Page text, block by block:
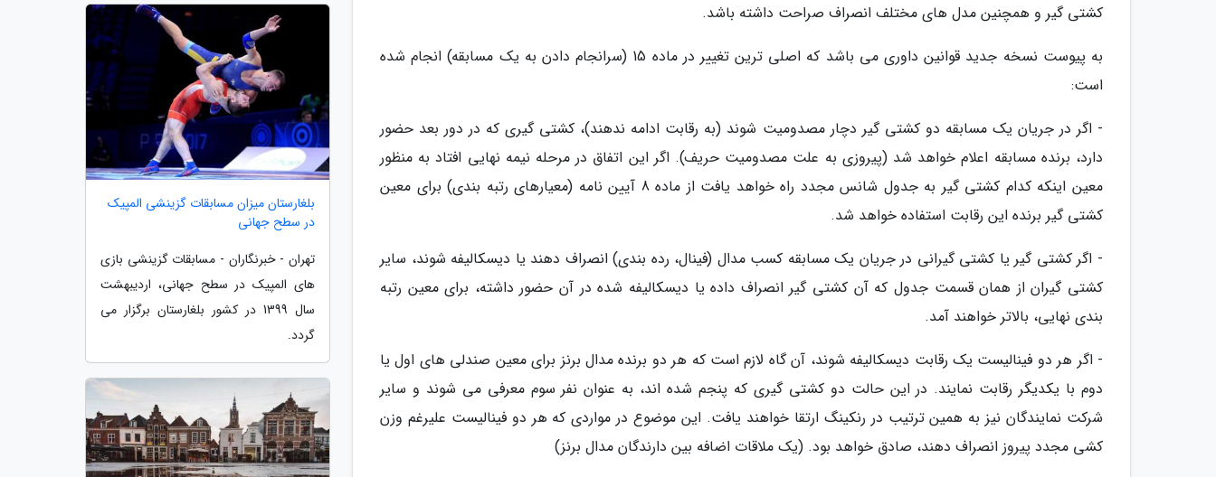
کشتی گیر و همچنین مدل های مختلف انصراف صراحت داشته باشد.
به پیوست نسخه جدید قوانین داوری می باشد که اصلی ترین تغییر در ماده 15 (سرانجام دادن به یک مسابقه) انجام شده
است:
- اگر در جریان یک مسابقه دو کشتی گیر دچار مصدومیت شوند (به رقابت ادامه ندهند)، کشتی گیری که در دور بعد حضور
دارد، برنده مسابقه اعلام خواهد شد (پیروزی به علت مصدومیت حریف). اگر این اتفاق در مرحله نیمه نهایی افتاد به منظور
معین اینکه کدام کشتی گیر به جدول شانس مجدد راه خواهد یافت از ماده 8 آیین نامه (معیارهای رتبه بندی) برای معین
کشتی گیر برنده این رقابت استفاده خواهد شد.
- اگر کشتی گیر یا کشتی گیرانی در جریان یک مسابقه کسب مدال (فینال، رده بندی) انصراف دهند یا دیسکالیفه شوند، سایر
کشتی گیران از همان قسمت جدول که آن کشتی گیر انصراف داده یا دیسکالیفه شده در آن حضور داشته، برای معین رتبه
بندی نهایی، بالاتر خواهند آمد.
- اگر هر دو فینالیست یک رقابت دیسکالیفه شوند، آن گاه لازم است که هر دو برنده مدال برنز برای معین صندلی های اول یا
دوم با یکدیگر رقابت نمایند. در این حالت دو کشتی گیری که پنجم شده اند، به عنوان نفر سوم معرفی می شوند و سایر
شرکت نمایندگان نیز به همین ترتیب در رنکینگ ارتقا خواهند یافت. این موضوع در مواردی که هر دو فینالیست علیرغم وزن
کشی مجدد پیروز انصراف دهند، صادق خواهد بود. (یک ملاقات اضافه بین دارندگان مدال برنز)
بلغارستان میزان مسابقات گزینشی المپیک
در سطح جهانی
تهران - خبرنگاران - مسابقات گزینشی بازی
های المپیک در سطح جهانی، اردیبهشت
سال 1399 در کشور بلغارستان برگزار می
گردد.